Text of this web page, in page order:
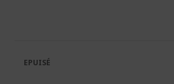
galerie
d’images
Galerie
d’images
EPUISÉ